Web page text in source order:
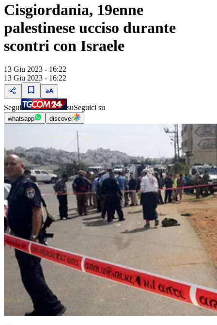
Cisgiordania, 19enne
palestinese ucciso durante
scontri con Israele
13 Giu 2023 - 16:22
13 Giu 2023 - 16:22
Segui suSeguici su
whatsapp discover